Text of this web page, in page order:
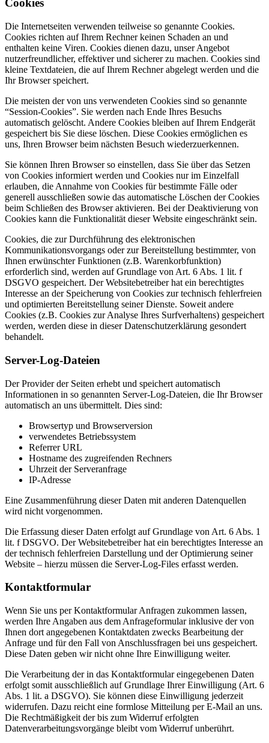
Cookies
Die Internetseiten verwenden teilweise so genannte Cookies.
Cookies richten auf Ihrem Rechner keinen Schaden an und
enthalten keine Viren. Cookies dienen dazu, unser Angebot
nutzerfreundlicher, effektiver und sicherer zu machen. Cookies sind
kleine Textdateien, die auf Ihrem Rechner abgelegt werden und die
Ihr Browser speichert.
Die meisten der von uns verwendeten Cookies sind so genannte
“Session-Cookies”. Sie werden nach Ende Ihres Besuchs
automatisch gelöscht. Andere Cookies bleiben auf Ihrem Endgerät
gespeichert bis Sie diese löschen. Diese Cookies ermöglichen es
uns, Ihren Browser beim nächsten Besuch wiederzuerkennen.
Sie können Ihren Browser so einstellen, dass Sie über das Setzen
von Cookies informiert werden und Cookies nur im Einzelfall
erlauben, die Annahme von Cookies für bestimmte Fälle oder
generell ausschließen sowie das automatische Löschen der Cookies
beim Schließen des Browser aktivieren. Bei der Deaktivierung von
Cookies kann die Funktionalität dieser Website eingeschränkt sein.
Cookies, die zur Durchführung des elektronischen
Kommunikationsvorgangs oder zur Bereitstellung bestimmter, von
Ihnen erwünschter Funktionen (z.B. Warenkorbfunktion)
erforderlich sind, werden auf Grundlage von Art. 6 Abs. 1 lit. f
DSGVO gespeichert. Der Websitebetreiber hat ein berechtigtes
Interesse an der Speicherung von Cookies zur technisch fehlerfreien
und optimierten Bereitstellung seiner Dienste. Soweit andere
Cookies (z.B. Cookies zur Analyse Ihres Surfverhaltens) gespeichert
werden, werden diese in dieser Datenschutzerklärung gesondert
behandelt.
Server-Log-Dateien
Der Provider der Seiten erhebt und speichert automatisch
Informationen in so genannten Server-Log-Dateien, die Ihr Browser
automatisch an uns übermittelt. Dies sind:
Browsertyp und Browserversion
verwendetes Betriebssystem
Referrer URL
Hostname des zugreifenden Rechners
Uhrzeit der Serveranfrage
IP-Adresse
Eine Zusammenführung dieser Daten mit anderen Datenquellen
wird nicht vorgenommen.
Die Erfassung dieser Daten erfolgt auf Grundlage von Art. 6 Abs. 1
lit. f DSGVO. Der Websitebetreiber hat ein berechtigtes Interesse an
der technisch fehlerfreien Darstellung und der Optimierung seiner
Website – hierzu müssen die Server-Log-Files erfasst werden.
Kontaktformular
Wenn Sie uns per Kontaktformular Anfragen zukommen lassen,
werden Ihre Angaben aus dem Anfrageformular inklusive der von
Ihnen dort angegebenen Kontaktdaten zwecks Bearbeitung der
Anfrage und für den Fall von Anschlussfragen bei uns gespeichert.
Diese Daten geben wir nicht ohne Ihre Einwilligung weiter.
Die Verarbeitung der in das Kontaktformular eingegebenen Daten
erfolgt somit ausschließlich auf Grundlage Ihrer Einwilligung (Art. 6
Abs. 1 lit. a DSGVO). Sie können diese Einwilligung jederzeit
widerrufen. Dazu reicht eine formlose Mitteilung per E-Mail an uns.
Die Rechtmäßigkeit der bis zum Widerruf erfolgten
Datenverarbeitungsvorgänge bleibt vom Widerruf unberührt.